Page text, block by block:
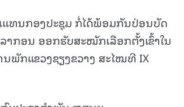
ແທນກອງປະຊຸມ ກໍ່ໄດ້ພ້ອມກັນປ່ອນບັດ
ກອນ ອອກຮັບສະໝັກເລືອກຕັ້ງເຂົ້າໃນ
ພັກແຂວງຊຽງຂວາງ ສະໄໝທີ IX